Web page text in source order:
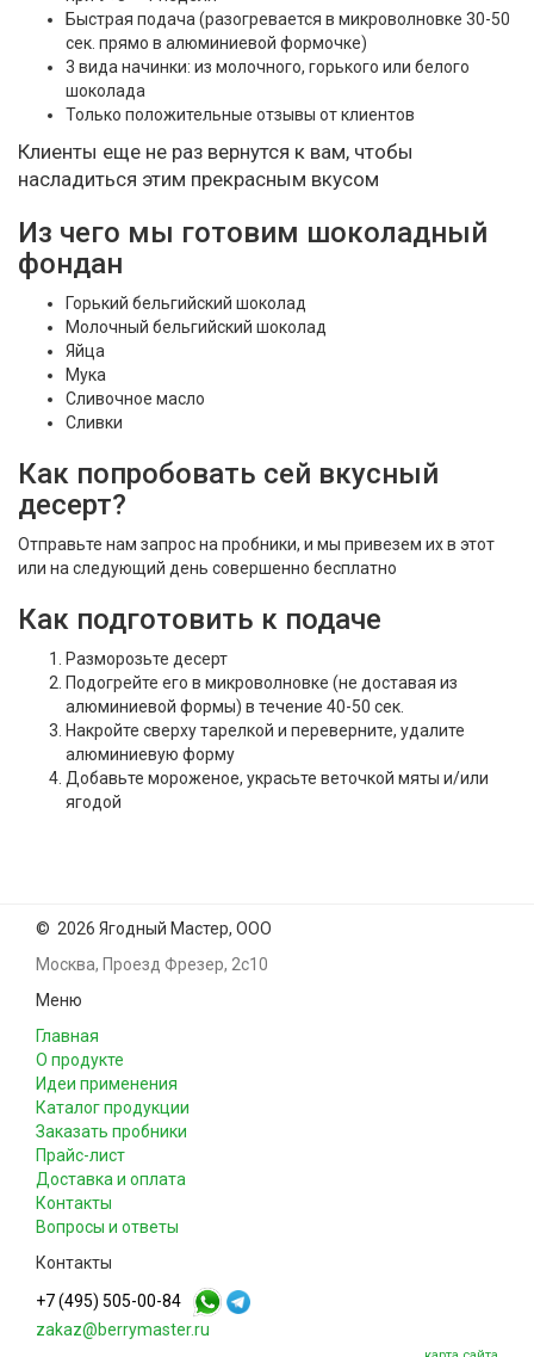
Быстрая подача (разогревается в микроволновке 30-50
сек. прямо в алюминиевой формочке)
3 вида начинки: из молочного, горького или белого
шоколада
Только положительные отзывы от клиентов
Клиенты еще не раз вернутся к вам, чтобы
насладиться этим прекрасным вкусом
Из чего мы готовим шоколадный
фондан
Горький бельгийский шоколад
Молочный бельгийский шоколад
Яйца
Мука
Сливочное масло
Сливки
Как попробовать сей вкусный
десерт?
Отправьте нам запрос на пробники, и мы привезем их в этот
или на следующий день совершенно бесплатно
Как подготовить к подаче
Разморозьте десерт
Подогрейте его в микроволновке (не доставая из
алюминиевой формы) в течение 40-50 сек.
Накройте сверху тарелкой и переверните, удалите
алюминиевую форму
Добавьте мороженое, украсьте веточкой мяты и/или
ягодой
© 2026 Ягодный Мастер, ООО
Москва, Проезд Фрезер, 2с10
Меню
Главная
О продукте
Идеи применения
Каталог продукции
Заказать пробники
Прайс-лист
Доставка и оплата
Контакты
Вопросы и ответы
Контакты
+7 (495) 505-00-84
zakaz@berrymaster.ru